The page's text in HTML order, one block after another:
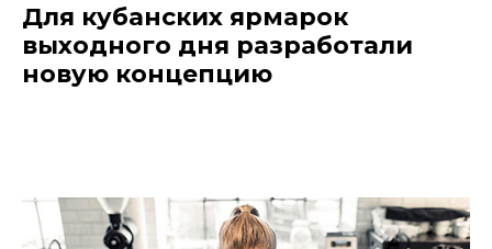
Для кубанских ярмарок
выходного дня разработали
новую концепцию